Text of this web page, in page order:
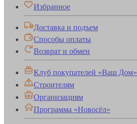
Избранное
Доставка и подъем
Способы оплаты
Возврат и обмен
Клуб покупателей «Ваш Дом»
Строителям
Организациям
Программа «Новосёл»